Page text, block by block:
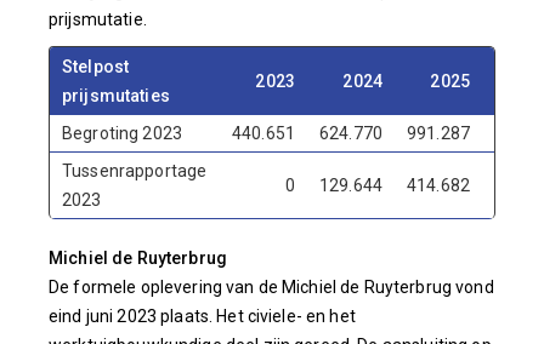
prijsmutatie.
Stelpost
prijsmutaties
2023 2024 2025
Begroting 2023 440.651 624.770 991.287
Tussenrapportage
2023
0 129.644 414.682
Michiel de Ruyterbrug
De formele oplevering van de Michiel de Ruyterbrug vond
eind juni 2023 plaats. Het civiele- en het